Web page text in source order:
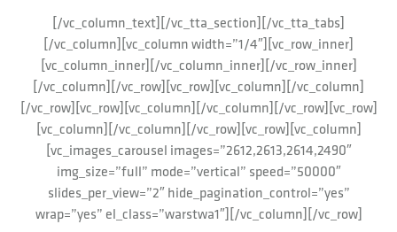
[/vc_column_text][/vc_tta_section][/vc_tta_tabs]
[/vc_column][vc_column width=”1/4″][vc_row_inner]
[vc_column_inner][/vc_column_inner][/vc_row_inner]
[/vc_column][/vc_row][vc_row][vc_column][/vc_column]
[/vc_row][vc_row][vc_column][/vc_column][/vc_row][vc_row]
[vc_column][/vc_column][/vc_row][vc_row][vc_column]
[vc_images_carousel images=”2612,2613,2614,2490″
img_size=”full” mode=”vertical” speed=”50000″
slides_per_view=”2″ hide_pagination_control=”yes”
wrap=”yes” el_class=”warstwa1″][/vc_column][/vc_row]